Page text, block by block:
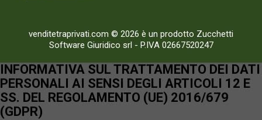
venditetraprivati.com © 2026 è un prodotto Zucchetti
Software Giuridico srl - P.IVA 02667520247
INFORMATIVA SUL TRATTAMENTO DEI DATI
PERSONALI AI SENSI DEGLI ARTICOLI 12 E
SS. DEL REGOLAMENTO (UE) 2016/679
(GDPR)